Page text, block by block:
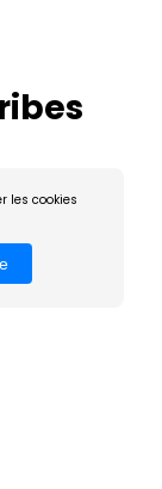
les cookies